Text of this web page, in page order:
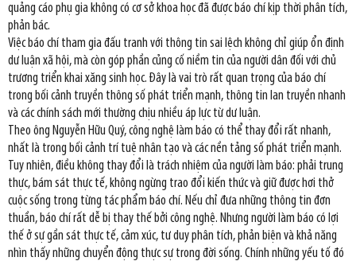
quảng cáo phụ gia không có cơ sở khoa học đã được báo chí kịp thời phân tích,
phản bác.
Việc báo chí tham gia đấu tranh với thông tin sai lệch không chỉ giúp ổn định
dư luận xã hội, mà còn góp phần củng cố niềm tin của người dân đối với chủ
trương triển khai xăng sinh học. Đây là vai trò rất quan trọng của báo chí
trong bối cảnh truyền thông số phát triển mạnh, thông tin lan truyền nhanh
và các chính sách mới thường chịu nhiều áp lực từ dư luận.
Theo ông Nguyễn Hữu Quý, công nghệ làm báo có thể thay đổi rất nhanh,
nhất là trong bối cảnh trí tuệ nhân tạo và các nền tảng số phát triển mạnh.
Tuy nhiên, điều không thay đổi là trách nhiệm của người làm báo: phải trung
thực, bám sát thực tế, không ngừng trao đổi kiến thức và giữ được hơi thở
cuộc sống trong từng tác phẩm báo chí. Nếu chỉ đưa những thông tin đơn
thuần, báo chí rất dễ bị thay thế bởi công nghệ. Nhưng người làm báo có lợi
thế ở sự gần sát thực tế, cảm xúc, tư duy phân tích, phản biện và khả năng
nhìn thấy những chuyển động thực sự trong đời sống. Chính những yếu tố đó